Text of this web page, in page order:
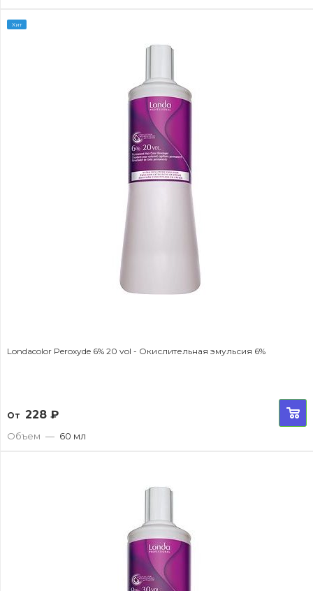
Хит
Londacolor Peroxyde 6% 20 vol - Окислительная эмульсия 6%
От 228 ₽
Объем — 60 мл